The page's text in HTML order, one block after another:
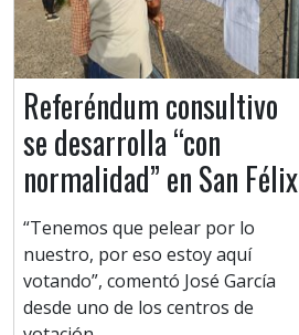
Referéndum consultivo
se desarrolla “con
normalidad” en San Félix
“Tenemos que pelear por lo
nuestro, por eso estoy aquí
votando”, comentó José García
desde uno de los centros de